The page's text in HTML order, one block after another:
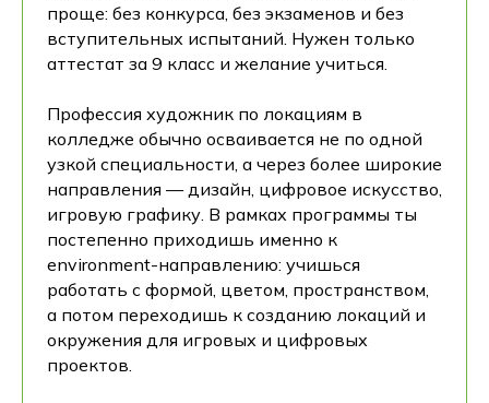
проще: без конкурса, без экзаменов и без
вступительных испытаний. Нужен только
аттестат за 9 класс и желание учиться.
Профессия художник по локациям в
колледже обычно осваивается не по одной
узкой специальности, а через более широкие
направления — дизайн, цифровое искусство,
игровую графику. В рамках программы ты
постепенно приходишь именно к
environment-направлению: учишься
работать с формой, цветом, пространством,
а потом переходишь к созданию локаций и
окружения для игровых и цифровых
проектов.